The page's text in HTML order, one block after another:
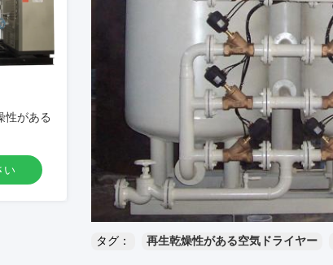
性がある
い
タグ： 再生乾燥性がある空気ドライヤー